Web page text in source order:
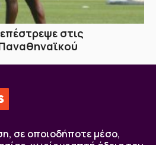
στις
σε οποιοδήποτε μέσο,